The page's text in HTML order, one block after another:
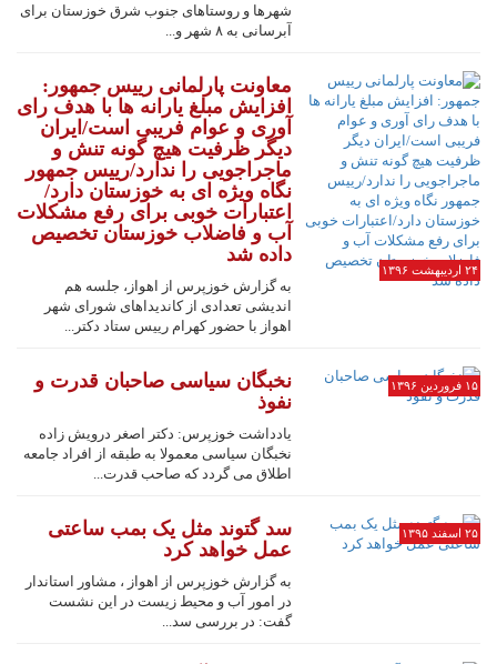
شهرها و روستاهای جنوب شرق خوزستان برای
آبرسانی به ۸ شهر و...
۲۴ اردیبهشت ۱۳۹۶
معاونت پارلمانی رییس جمهور:
افزایش مبلغ یارانه ها با هدف رای
آوری و عوام فریبی است/ایران
دیگر ظرفیت هیچ گونه تنش و
ماجراجویی را ندارد/رییس جمهور
نگاه ویژه ای به خوزستان دارد/
اعتبارات خوبی برای رفع مشکلات
آب و فاضلاب خوزستان تخصیص
داده شد
به گزارش خوزپرس از اهواز، جلسه هم
اندیشی تعدادی از کاندیداهای شورای شهر
اهواز با حضور کهرام رییس ستاد دکتر...
۱۵ فروردین ۱۳۹۶
نخبگان سیاسی صاحبان قدرت و
نفوذ
یادداشت خوزپرس: دکتر اصغر درویش زاده
نخبگان سیاسی معمولا به طبقه از افراد جامعه
اطلاق می گردد که صاحب قدرت...
۲۵ اسفند ۱۳۹۵
سد گتوند مثل یک بمب ساعتی
عمل خواهد کرد
به گزارش خوزپرس از اهواز ، مشاور استاندار
در امور آب و محیط زیست در این نشست
گفت: در بررسی سد...